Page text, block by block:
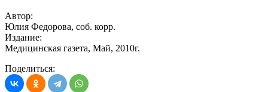
Автор:
Юлия Федорова, соб. корр.
Издание:
Медицинская газета, Май, 2010г.
Поделиться: